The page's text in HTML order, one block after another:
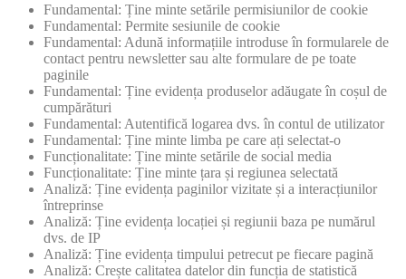
Fundamental: Ține minte setările permisiunilor de cookie
Fundamental: Permite sesiunile de cookie
Fundamental: Adună informațiile introduse în formularele de
contact pentru newsletter sau alte formulare de pe toate
paginile
Fundamental: Ține evidența produselor adăugate în coșul de
cumpărături
Fundamental: Autentifică logarea dvs. în contul de utilizator
Fundamental: Ține minte limba pe care ați selectat-o
Funcționalitate: Ține minte setările de social media
Funcționalitate: Ține minte țara și regiunea selectată
Analiză: Ține evidența paginilor vizitate și a interacțiunilor
întreprinse
Analiză: Ține evidența locației și regiunii baza pe numărul
dvs. de IP
Analiză: Ține evidența timpului petrecut pe fiecare pagină
Analiză: Crește calitatea datelor din funcția de statistică